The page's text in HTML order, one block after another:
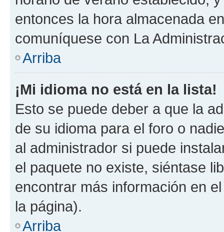
entonces la hora almacenada
comuníquese con La
Arriba
¡Mi idioma no está en la lista!
Esto se puede deber a que la
de su idioma para el foro o
al administrador si puede
el paquete no existe, siéntase
encontrar más información en
la página).
Arriba